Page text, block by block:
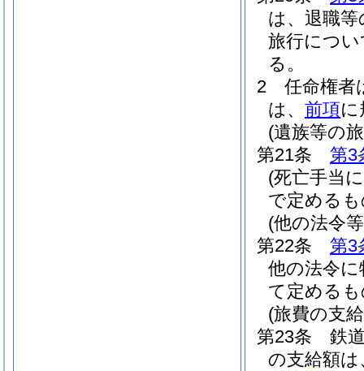
は、退職
旅行につ
る。
2
任命権者
は、 前項
(遺族等の
第21条
第3
(死亡手当
で定める
(他の法令
第22条
第3
他の法令
て定める
(旅費の支
第23条
鉄
の支給額は